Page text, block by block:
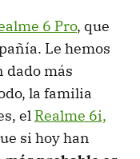
6 Pro, que
Le hemos
dado más
la familia
el Realme 6i,
si hoy han